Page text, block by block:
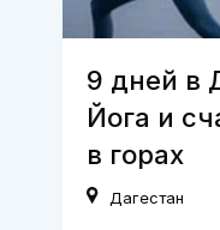
9 дней в
Йога и
в горах
Дагестан